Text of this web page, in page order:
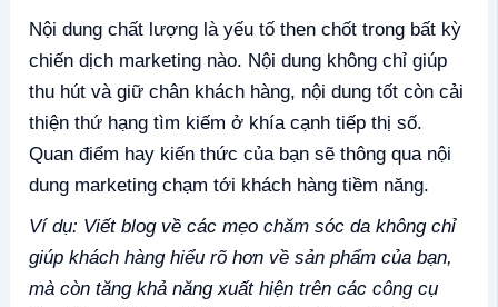
Nội dung chất lượng là yếu tố then chốt trong bất kỳ
chiến dịch marketing nào. Nội dung không chỉ giúp
thu hút và giữ chân khách hàng, nội dung tốt còn cải
thiện thứ hạng tìm kiếm ở khía cạnh tiếp thị số.
Quan điểm hay kiến thức của bạn sẽ thông qua nội
dung marketing chạm tới khách hàng tiềm năng.
Ví dụ: Viết blog về các mẹo chăm sóc da không chỉ
giúp khách hàng hiểu rõ hơn về sản phẩm của bạn,
mà còn tăng khả năng xuất hiện trên các công cụ